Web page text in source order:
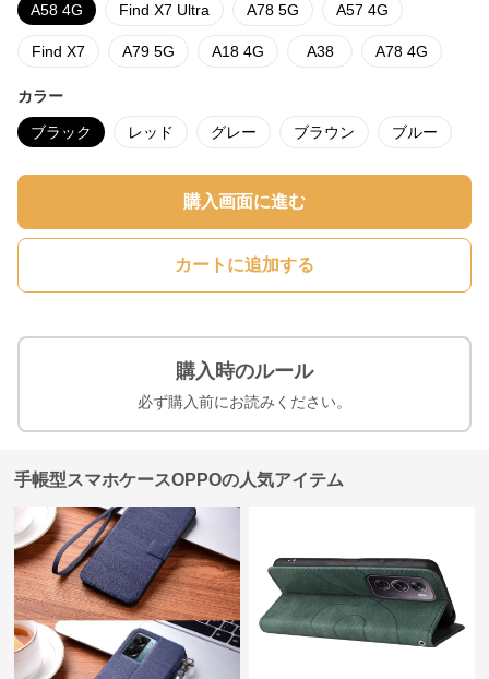
A58 4G Find X7 Ultra A78 5G A57 4G
Find X7 A79 5G A18 4G A38 A78 4G
カラー
ブラック レッド グレー ブラウン ブルー
購入画面に進む
カートに追加する
購入時のルール
必ず購入前にお読みください。
手帳型スマホケースOPPOの人気アイテム